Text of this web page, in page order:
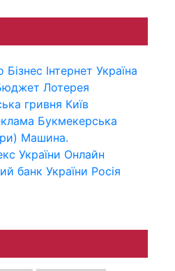
Бізнес Інтернет Україна
Лотерея
гривня Київ
Букмекерська
Машина.
України Онлайн
банк України Росія